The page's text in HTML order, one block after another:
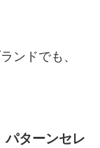
ンドでも、
パターンセレ